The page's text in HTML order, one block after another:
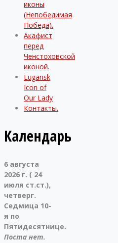
иконы
(Непобедимая
Победа).
Акафист
перед
Ченстоховской
иконой.
Lugansk
Icon of
Our Lady
Контакты.
Календарь
6 августа
2026 г. ( 24
июля ст.ст.),
четверг.
Седмица 10-
я по
Пятидесятнице.
Поста нет.